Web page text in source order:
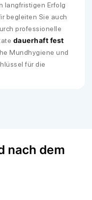
langfristigen Erfolg
begleiten Sie auch
professionelle
dauerhaft fest
Mundhygiene und
für die
nach dem